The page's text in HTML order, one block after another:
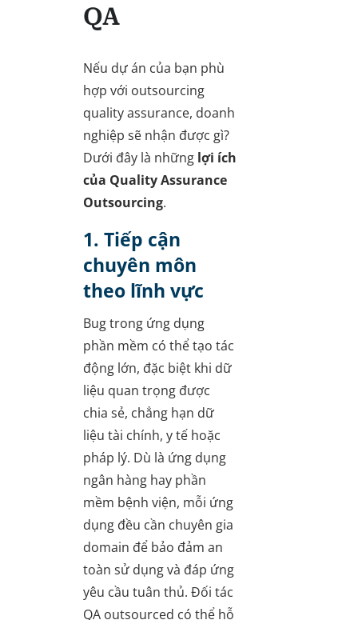
QA
Nếu dự án của bạn phù
hợp với outsourcing
quality assurance, doanh
nghiệp sẽ nhận được gì?
Dưới đây là những lợi ích
của Quality Assurance
Outsourcing.
1. Tiếp cận
chuyên môn
theo lĩnh vực
Bug trong ứng dụng
phần mềm có thể tạo tác
động lớn, đặc biệt khi dữ
liệu quan trọng được
chia sẻ, chẳng hạn dữ
liệu tài chính, y tế hoặc
pháp lý. Dù là ứng dụng
ngân hàng hay phần
mềm bệnh viện, mỗi ứng
dụng đều cần chuyên gia
domain để bảo đảm an
toàn sử dụng và đáp ứng
yêu cầu tuân thủ. Đối tác
QA outsourced có thể hỗ